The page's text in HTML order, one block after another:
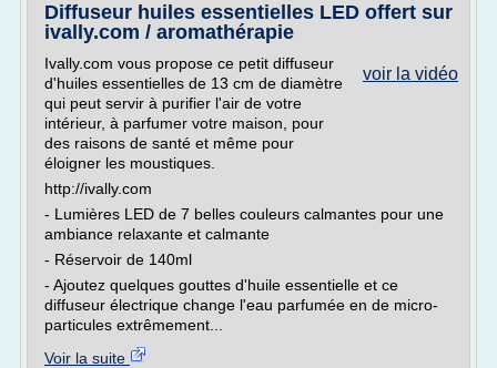
Diffuseur huiles essentielles LED offert sur
ivally.com / aromathérapie
voir la vidéo
Ivally.com vous propose ce petit diffuseur
d'huiles essentielles de 13 cm de diamètre
qui peut servir à purifier l'air de votre
intérieur, à parfumer votre maison, pour
des raisons de santé et même pour
éloigner les moustiques.
http://ivally.com
- Lumières LED de 7 belles couleurs calmantes pour une
ambiance relaxante et calmante
- Réservoir de 140ml
- Ajoutez quelques gouttes d'huile essentielle et ce
diffuseur électrique change l'eau parfumée en de micro-
particules extrêmement...
Voir la suite